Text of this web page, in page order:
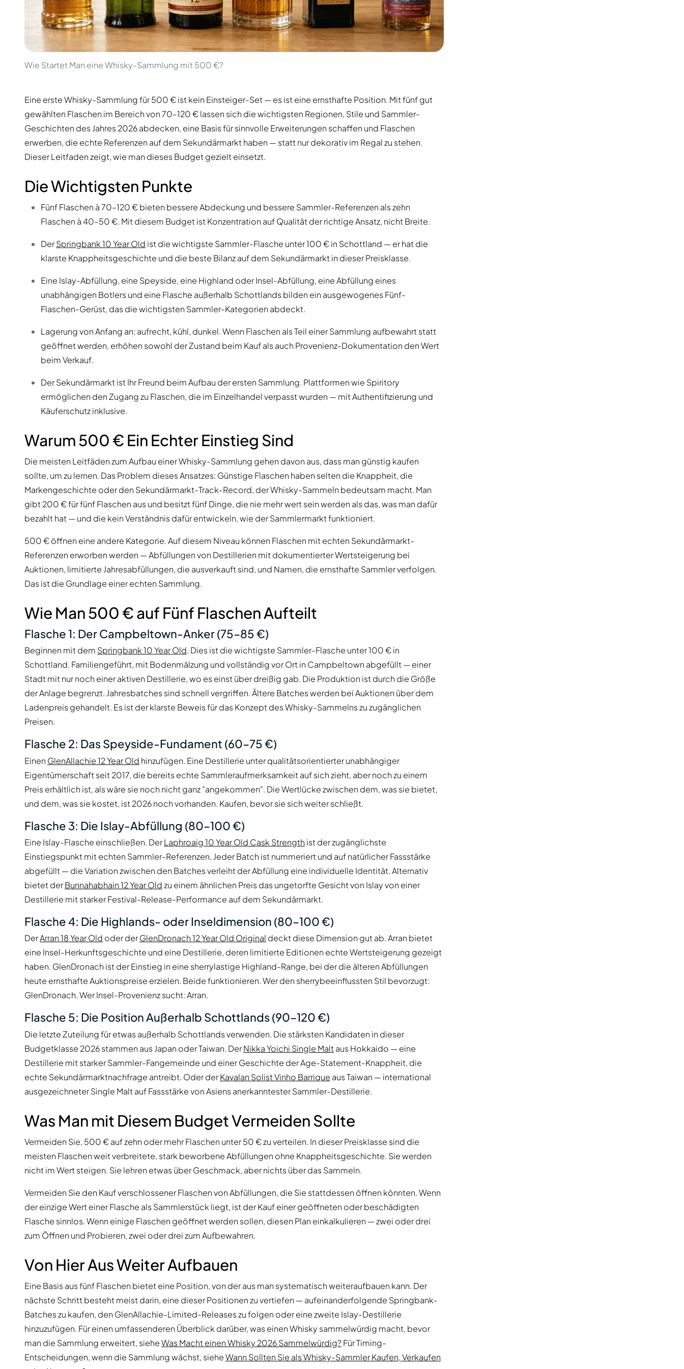
200-500€
Kommende Veröffentlichungen
Kollektionen
Rar & Sammlerstück
Geschlossene Brennerei
Rauchiger Whisky
Süßer Whisky
Diplomatico
Don Julio
Gin Mare
Mangabeiras
Hennessy
Remy Martin
Ron Zacapa
Wie Startet Man eine Whisky-Sammlung mit 500 €?
Eine erste Whisky-Sammlung für 500 € ist kein Einsteiger-Set — es ist eine ernsthafte Position. Mit fünf gut
gewählten Flaschen im Bereich von 70–120 € lassen sich die wichtigsten Regionen, Stile und Sammler-
Geschichten des Jahres 2026 abdecken, eine Basis für sinnvolle Erweiterungen schaffen und Flaschen
erwerben, die echte Referenzen auf dem Sekundärmarkt haben — statt nur dekorativ im Regal zu stehen.
Dieser Leitfaden zeigt, wie man dieses Budget gezielt einsetzt.
Die Wichtigsten Punkte
Fünf Flaschen à 70–120 € bieten bessere Abdeckung und bessere Sammler-Referenzen als zehn
Flaschen à 40–50 €. Mit diesem Budget ist Konzentration auf Qualität der richtige Ansatz, nicht Breite.
DerSpringbank 10 Year Old ist die wichtigste Sammler-Flasche unter 100 € in Schottland — er hat die
klarste Knappheitsgeschichte und die beste Bilanz auf dem Sekundärmarkt in dieser Preisklasse.
Eine Islay-Abfüllung, eine Speyside, eine Highland oder Insel-Abfüllung, eine Abfüllung eines
unabhängigen Botlers und eine Flasche außerhalb Schottlands bilden ein ausgewogenes Fünf-
Flaschen-Gerüst, das die wichtigsten Sammler-Kategorien abdeckt.
Lagerung von Anfang an: aufrecht, kühl, dunkel. Wenn Flaschen als Teil einer Sammlung aufbewahrt statt
geöffnet werden, erhöhen sowohl der Zustand beim Kauf als auch Provenienz-Dokumentation den Wert
beim Verkauf.
Der Sekundärmarkt ist Ihr Freund beim Aufbau der ersten Sammlung. Plattformen wie Spiritory
ermöglichen den Zugang zu Flaschen, die im Einzelhandel verpasst wurden — mit Authentifizierung und
Käuferschutz inklusive.
Warum 500 € Ein Echter Einstieg Sind
Die meisten Leitfäden zum Aufbau einer Whisky-Sammlung gehen davon aus, dass man günstig kaufen
sollte, um zu lernen. Das Problem dieses Ansatzes: Günstige Flaschen haben selten die Knappheit, die
Markengeschichte oder den Sekundärmarkt-Track-Record, der Whisky-Sammeln bedeutsam macht. Man
gibt 200 € für fünf Flaschen aus und besitzt fünf Dinge, die nie mehr wert sein werden als das, was man dafür
bezahlt hat — und die kein Verständnis dafür entwickeln, wie der Sammlermarkt funktioniert.
500 € öffnen eine andere Kategorie. Auf diesem Niveau können Flaschen mit echten Sekundärmarkt-
Referenzen erworben werden — Abfüllungen von Destillerien mit dokumentierter Wertsteigerung bei
Auktionen, limitierte Jahresabfüllungen, die ausverkauft sind, und Namen, die ernsthafte Sammler verfolgen.
Das ist die Grundlage einer echten Sammlung.
Wie Man 500 € auf Fünf Flaschen Aufteilt
Flasche 1: Der Campbeltown-Anker (75–85 €)
Beginnen mit dem Springbank 10 Year Old. Dies ist die wichtigste Sammler-Flasche unter 100 € in
Schottland. Familiengeführt, mit Bodenmälzung und vollständig vor Ort in Campbeltown abgefüllt — einer
Stadt mit nur noch einer aktiven Destillerie, wo es einst über dreißig gab. Die Produktion ist durch die Größe
der Anlage begrenzt. Jahresbatches sind schnell vergriffen. Ältere Batches werden bei Auktionen über dem
Ladenpreis gehandelt. Es ist der klarste Beweis für das Konzept des Whisky-Sammelns zu zugänglichen
Preisen.
Flasche 2: Das Speyside-Fundament (60–75 €)
Einen GlenAllachie 12 Year Old hinzufügen. Eine Destillerie unter qualitätsorientierter unabhängiger
Eigentümerschaft seit 2017, die bereits echte Sammleraufmerksamkeit auf sich zieht, aber noch zu einem
Preis erhältlich ist, als wäre sie noch nicht ganz "angekommen". Die Wertlücke zwischen dem, was sie bietet,
und dem, was sie kostet, ist 2026 noch vorhanden. Kaufen, bevor sie sich weiter schließt.
Flasche 3: Die Islay-Abfüllung (80–100 €)
Eine Islay-Flasche einschließen. DerLaphroaig 10 Year Old Cask Strength ist der zugänglichste
Einstiegspunkt mit echten Sammler-Referenzen. Jeder Batch ist nummeriert und auf natürlicher Fassstärke
abgefüllt — die Variation zwischen den Batches verleiht der Abfüllung eine individuelle Identität. Alternativ
bietet derBunnahabhain 12 Year Oldzu einem ähnlichen Preis das ungetorfte Gesicht von Islay von einer
Destillerie mit starker Festival-Release-Performance auf dem Sekundärmarkt.
Flasche 4: Die Highlands- oder Inseldimension (80–100 €)
DerArran 18 Year Old oder derGlenDronach 12 Year Old Original deckt diese Dimension gut ab. Arran bietet
eine Insel-Herkunftsgeschichte und eine Destillerie, deren limitierte Editionen echte Wertsteigerung gezeigt
haben. GlenDronach ist der Einstieg in eine sherrylastige Highland-Range, bei der die älteren Abfüllungen
heute ernsthafte Auktionspreise erzielen. Beide funktionieren. Wer den sherrybeeinflussten Stil bevorzugt:
GlenDronach. Wer Insel-Provenienz sucht: Arran.
Flasche 5: Die Position Außerhalb Schottlands (90–120 €)
Die letzte Zuteilung für etwas außerhalb Schottlands verwenden. Die stärksten Kandidaten in dieser
Budgetklasse 2026 stammen aus Japan oder Taiwan. DerNikka Yoichi Single Malt aus Hokkaido — eine
Destillerie mit starker Sammler-Fangemeinde und einer Geschichte der Age-Statement-Knappheit, die
echte Sekundärmarktnachfrage antreibt. Oder derKavalan Solist Vinho Barrique aus Taiwan — international
ausgezeichneter Single Malt auf Fassstärke von Asiens anerkanntester Sammler-Destillerie.
Was Man mit Diesem Budget Vermeiden Sollte
Vermeiden Sie, 500 € auf zehn oder mehr Flaschen unter 50 € zu verteilen. In dieser Preisklasse sind die
meisten Flaschen weit verbreitete, stark beworbene Abfüllungen ohne Knappheitsgeschichte. Sie werden
nicht im Wert steigen. Sie lehren etwas über Geschmack, aber nichts über das Sammeln.
Vermeiden Sie den Kauf verschlossener Flaschen von Abfüllungen, die Sie stattdessen öffnen könnten. Wenn
der einzige Wert einer Flasche als Sammlerstück liegt, ist der Kauf einer geöffneten oder beschädigten
Flasche sinnlos. Wenn einige Flaschen geöffnet werden sollen, diesen Plan einkalkulieren — zwei oder drei
zum Öffnen und Probieren, zwei oder drei zum Aufbewahren.
Von Hier Aus Weiter Aufbauen
Eine Basis aus fünf Flaschen bietet eine Position, von der aus man systematisch weiteraufbauen kann. Der
nächste Schritt besteht meist darin, eine dieser Positionen zu vertiefen — aufeinanderfolgende Springbank-
Batches zu kaufen, den GlenAllachie-Limited-Releases zu folgen oder eine zweite Islay-Destillerie
hinzuzufügen. Für einen umfassenderen Überblick darüber, was einen Whisky sammelwürdig macht, bevor
man die Sammlung erweitert, sieheWas Macht einen Whisky 2026 Sammelwürdig? Für Timing-
Entscheidungen, wenn die Sammlung wächst, sieheWann Sollten Sie als Whisky-Sammler Kaufen, Verkaufen